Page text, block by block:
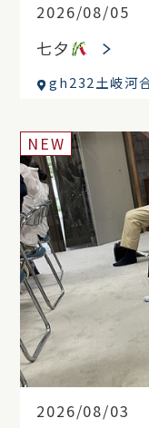
2026/08/05
七夕
gh232土岐河
2026/08/03
NEW